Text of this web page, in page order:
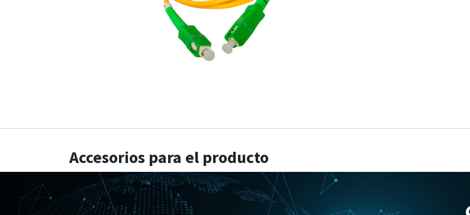
Accesorios para el producto